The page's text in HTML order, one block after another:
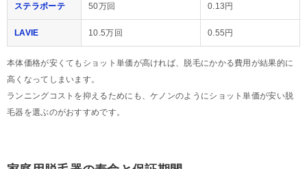
ステラボーテ 50万回 0.13円
LAVIE 10.5万回 0.55円
本体価格が安くてもショット単価が高ければ、脱毛にかかる費用が結果的に
高くなってしまいます。
ランニングコストを抑えるためにも、ケノンのようにショット単価が安い脱
毛器を選ぶのがおすすめです。